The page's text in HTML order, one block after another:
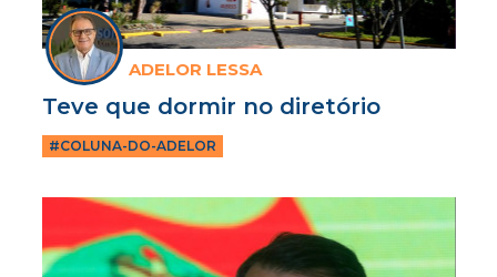
ADELOR LESSA
Teve que dormir no diretório
#COLUNA-DO-ADELOR